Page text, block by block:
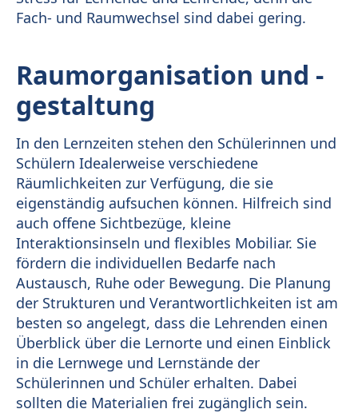
Fach- und Raumwechsel sind dabei gering.
Raumorganisation und -
gestaltung
In den Lernzeiten stehen den Schülerinnen und
Schülern Idealerweise verschiedene
Räumlichkeiten zur Verfügung, die sie
eigenständig aufsuchen können. Hilfreich sind
auch offene Sichtbezüge, kleine
Interaktionsinseln und flexibles Mobiliar. Sie
fördern die individuellen Bedarfe nach
Austausch, Ruhe oder Bewegung. Die Planung
der Strukturen und Verantwortlichkeiten ist am
besten so angelegt, dass die Lehrenden einen
Überblick über die Lernorte und einen Einblick
in die Lernwege und Lernstände der
Schülerinnen und Schüler erhalten. Dabei
sollten die Materialien frei zugänglich sein.